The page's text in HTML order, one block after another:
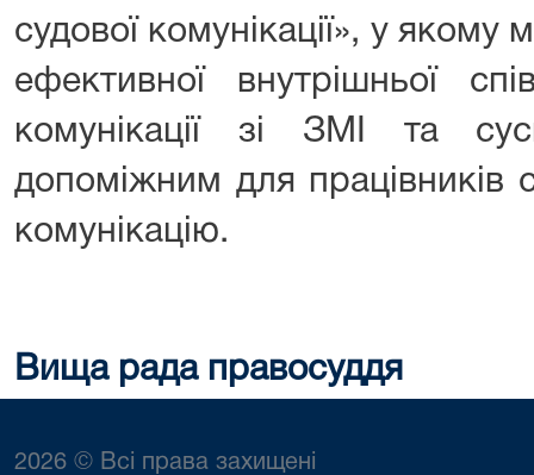
судової комунікації», у якому
ефективної внутрішньої
комунікації зі ЗМІ та
допоміжним для працівників
комунікацію.
Вища рада правосуддя
2026 © Всі права захищені